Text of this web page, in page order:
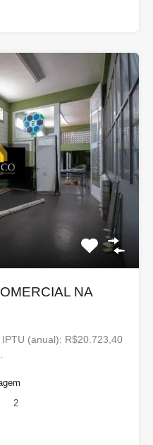
NA
(anual): R$20.723,40
2